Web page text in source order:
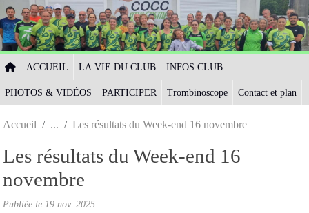
ACCUEIL LA VIE DU CLUB INFOS CLUB
PHOTOS & VIDÉOS PARTICIPER Trombinoscope Contact et plan
Accueil Les résultats du Week-end 16 novembre
Les résultats du Week-end 16
novembre
Publiée le 19 nov. 2025
Panneau de gestion des cookies